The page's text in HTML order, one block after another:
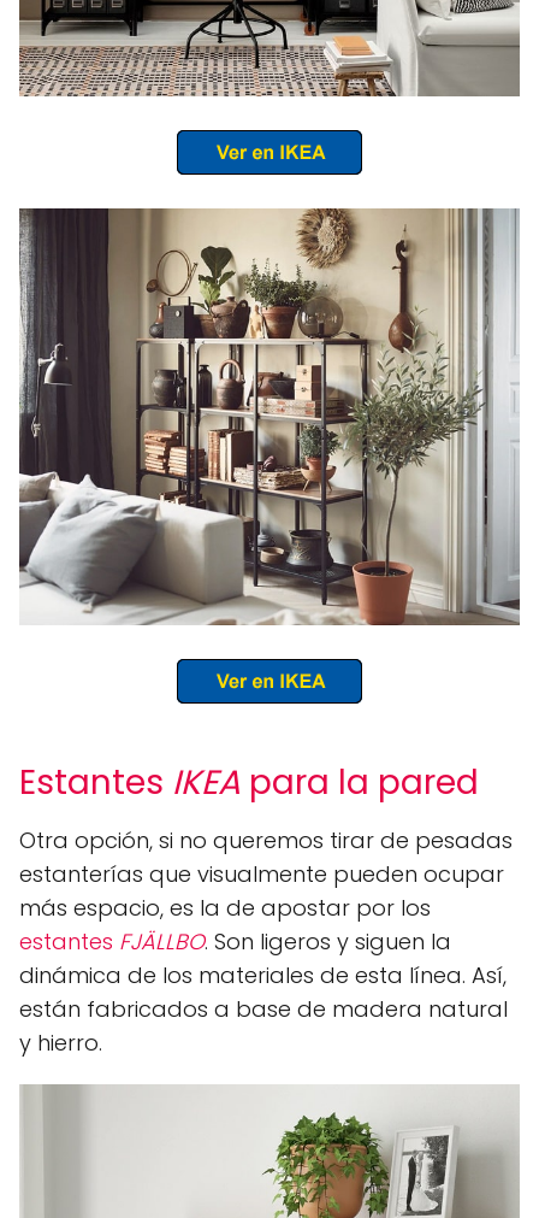
Estantes IKEA para la pared
Otra opción, si no queremos tirar de pesadas
estanterías que visualmente pueden ocupar
más espacio, es la de apostar por los
estantes FJÄLLBO. Son ligeros y siguen la
dinámica de los materiales de esta línea. Así,
están fabricados a base de madera natural
y hierro.